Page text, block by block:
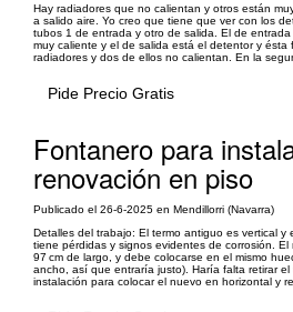
Hay radiadores que no calientan y otros están
a salido aire. Yo creo que tiene que ver con los
tubos 1 de entrada y otro de salida. El de
muy caliente y el de salida está el detentor y ésta
radiadores y dos de ellos no calientan. En la
Pide Precio Gratis
Fontanero para
renovación en piso
Publicado el 26-6-2025 en Mendillorri (Navarra)
Detalles del trabajo: El termo antiguo es vertical
tiene pérdidas y signos evidentes de corrosión.
97 cm de largo, y debe colocarse en el mismo
ancho, así que entraría justo). Haría falta retirar
instalación para colocar el nuevo en horizontal y